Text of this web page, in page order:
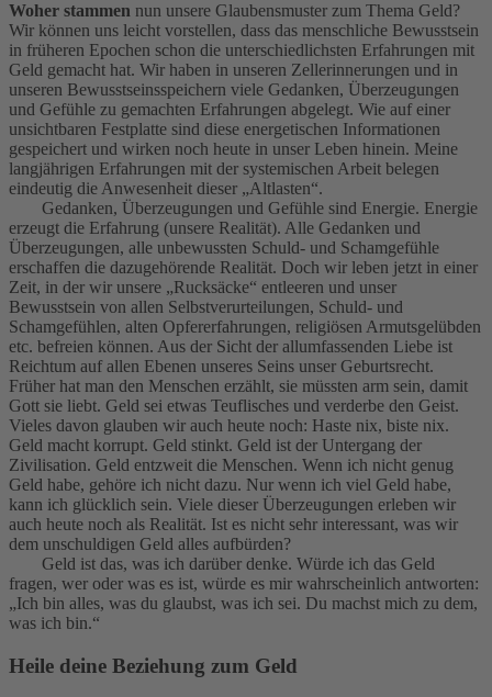
Woher stammen nun unsere Glaubensmuster zum Thema Geld?
Wir können uns leicht vorstellen, dass das menschliche Bewusstsein
in früheren Epochen schon die unterschiedlichsten Erfahrungen mit
Geld gemacht hat. Wir haben in unseren Zellerinnerungen und in
unseren Bewusstseinsspeichern viele Gedanken, Überzeugungen
und Gefühle zu gemachten Erfahrungen abgelegt. Wie auf einer
unsichtbaren Festplatte sind diese energetischen Informationen
gespeichert und wirken noch heute in unser Leben hinein. Meine
langjährigen Erfahrungen mit der systemischen Arbeit belegen
eindeutig die Anwesenheit dieser „Altlasten“.
Gedanken, Überzeugungen und Gefühle sind Energie. Energie
erzeugt die Erfahrung (unsere Realität). Alle Gedanken und
Überzeugungen, alle unbewussten Schuld- und Schamgefühle
erschaffen die dazugehörende Realität. Doch wir leben jetzt in einer
Zeit, in der wir unsere „Rucksäcke“ entleeren und unser
Bewusstsein von allen Selbstverurteilungen, Schuld- und
Schamgefühlen, alten Opfererfahrungen, religiösen Armutsgelübden
etc. befreien können. Aus der Sicht der allumfassenden Liebe ist
Reichtum auf allen Ebenen unseres Seins unser Geburtsrecht.
Früher hat man den Menschen erzählt, sie müssten arm sein, damit
Gott sie liebt. Geld sei etwas Teuflisches und verderbe den Geist.
Vieles davon glauben wir auch heute noch: Haste nix, biste nix.
Geld macht korrupt. Geld stinkt. Geld ist der Untergang der
Zivilisation. Geld entzweit die Menschen. Wenn ich nicht genug
Geld habe, gehöre ich nicht dazu. Nur wenn ich viel Geld habe,
kann ich glücklich sein. Viele dieser Überzeugungen erleben wir
auch heute noch als Realität. Ist es nicht sehr interessant, was wir
dem unschuldigen Geld alles aufbürden?
Geld ist das, was ich darüber denke. Würde ich das Geld
fragen, wer oder was es ist, würde es mir wahrscheinlich antworten:
„Ich bin alles, was du glaubst, was ich sei. Du machst mich zu dem,
was ich bin.“
Heile deine Beziehung zum Geld